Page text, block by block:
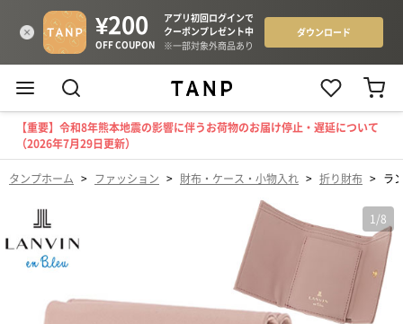
【重要】令和8年熊本地震の影響に伴うお荷物のお届け停止・遅延について
（2026年7月29日更新）
タンプホーム > ファッション > 財布・ケース・小物入れ > 折り財布 > ラ
1 /8